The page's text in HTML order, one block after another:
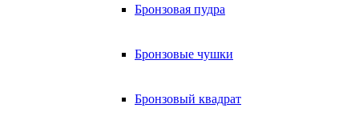
Бронзовая пудра
Бронзовые чушки
Бронзовый квадрат